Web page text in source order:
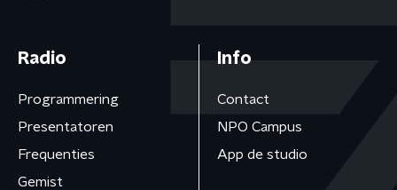
Radio
Programmering
Presentatoren
Frequenties
Gemist
Info
Contact
NPO Campus
App de studio